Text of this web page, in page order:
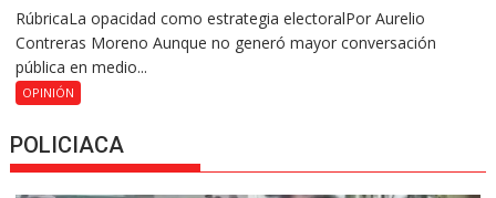
RúbricaLa opacidad como estrategia electoralPor Aurelio
Contreras Moreno Aunque no generó mayor conversación
pública en medio...
OPINIÓN
POLICIACA